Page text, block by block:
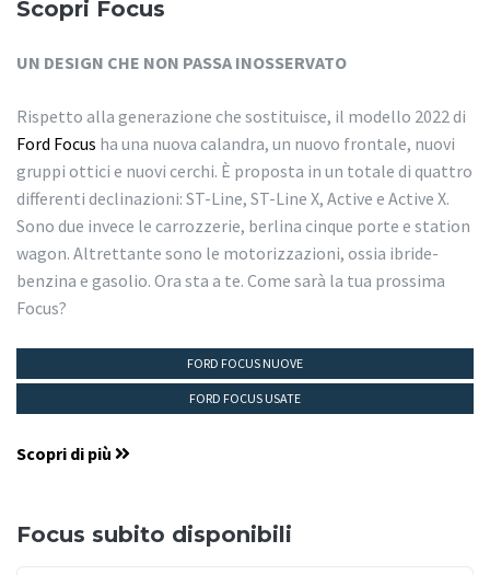
Scopri Focus
UN DESIGN CHE NON PASSA INOSSERVATO
Rispetto alla generazione che sostituisce, il modello 2022 di
Ford Focus ha una nuova calandra, un nuovo frontale, nuovi
gruppi ottici e nuovi cerchi. È proposta in un totale di quattro
differenti declinazioni: ST-Line, ST-Line X, Active e Active X.
Sono due invece le carrozzerie, berlina cinque porte e station
wagon. Altrettante sono le motorizzazioni, ossia ibride-
benzina e gasolio. Ora sta a te. Come sarà la tua prossima
Focus?
FORD FOCUS NUOVE
FORD FOCUS USATE
Scopri di più
Focus subito disponibili